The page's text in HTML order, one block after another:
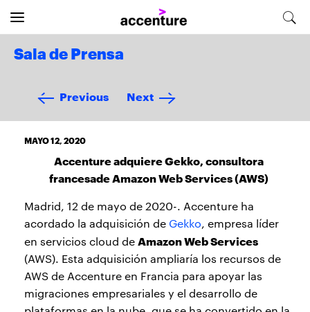
Sala de Prensa
Previous Next
MAYO 12, 2020
Accenture adquiere Gekko, consultora
francesade Amazon Web Services (AWS)
Madrid, 12 de mayo de 2020-. Accenture ha
acordado la adquisición de Gekko, empresa líder
en servicios cloud deAmazon Web Services
(AWS). Esta adquisición ampliaría los recursos de
AWS de Accenture en Francia para apoyar las
migraciones empresariales y el desarrollo de